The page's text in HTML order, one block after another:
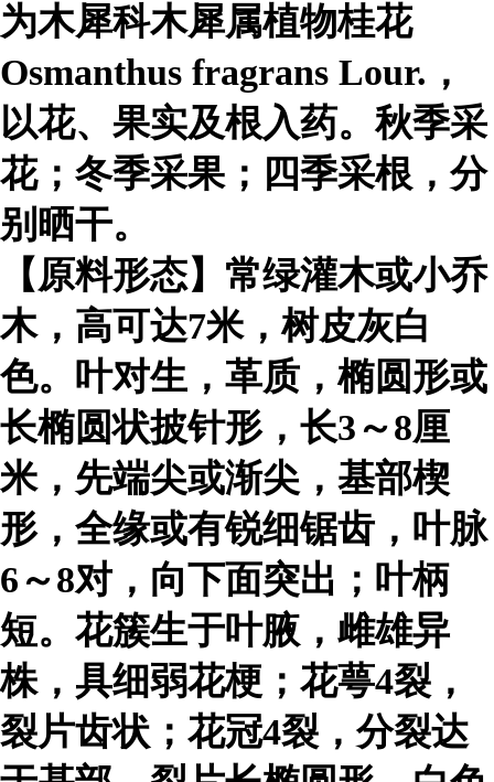
为木犀科木犀属植物桂花
Osmanthus fragrans Lour.，
以花、果实及根入药。秋季采
花；冬季采果；四季采根，分
别晒干。
【原料形态】常绿灌木或小乔
木，高可达7米，树皮灰白
色。叶对生，革质，椭圆形或
长椭圆状披针形，长3～8厘
米，先端尖或渐尖，基部楔
形，全缘或有锐细锯齿，叶脉
6～8对，向下面突出；叶柄
短。花簇生于叶腋，雌雄异
株，具细弱花梗；花萼4裂，
裂片齿状；花冠4裂，分裂达